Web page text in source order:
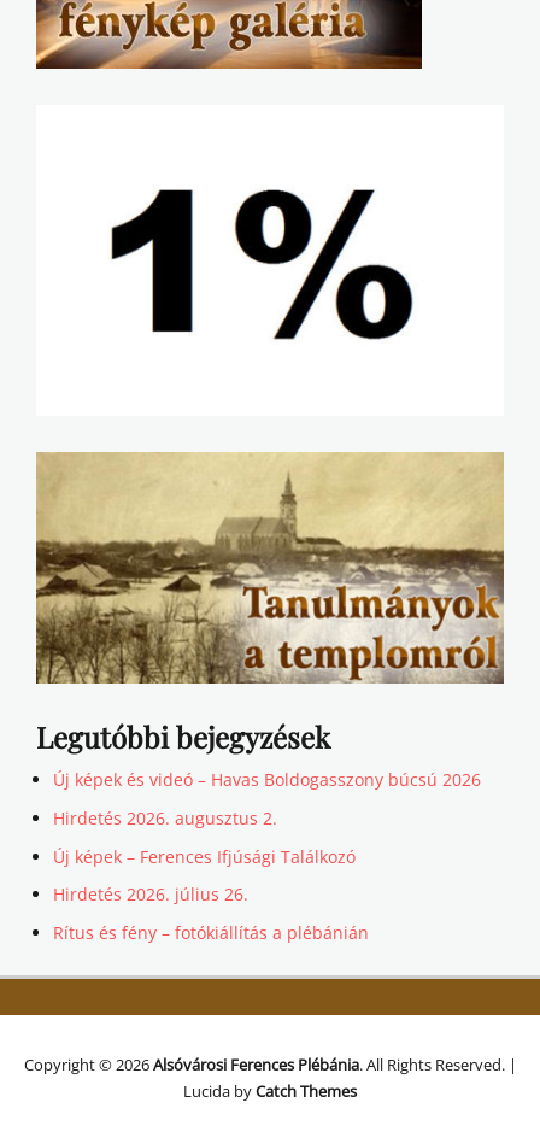
Legutóbbi bejegyzések
Új képek és videó – Havas Boldogasszony búcsú 2026
Hirdetés 2026. augusztus 2.
Új képek – Ferences Ifjúsági Találkozó
Hirdetés 2026. július 26.
Rítus és fény – fotókiállítás a plébánián
Copyright © 2026Alsóvárosi Ferences Plébánia. All Rights Reserved. |
Lucida byCatch Themes